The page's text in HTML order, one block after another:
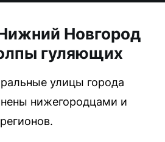
Новгород
гуляющих
улицы города
нижегородцами и